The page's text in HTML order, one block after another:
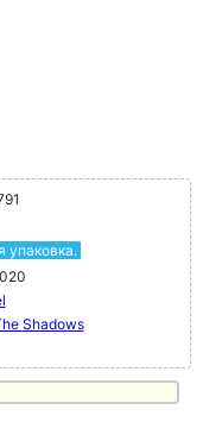
упаковка.
Shadows